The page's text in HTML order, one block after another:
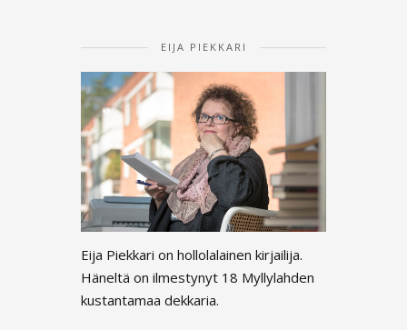
EIJA PIEKKARI
Eija Piekkari on hollolalainen kirjailija.
Häneltä on ilmestynyt 18 Myllylahden
kustantamaa dekkaria.